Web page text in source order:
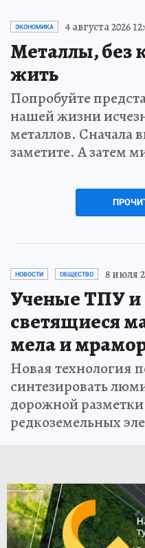
ЭКОНОМИКА 4 августа 2026
Металлы, без
жить
Попробуйте
нашей жизни
металлов. Сначала
заметите. А затем
НОВОСТИ ОБЩЕСТВО 8 июля
Ученые ТПУ и
светящиеся
мела и
Новая технология
синтезировать
дорожной разметки
редкоземельных